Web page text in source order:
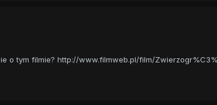
o tym filmie? http://www.filmweb.pl/film/